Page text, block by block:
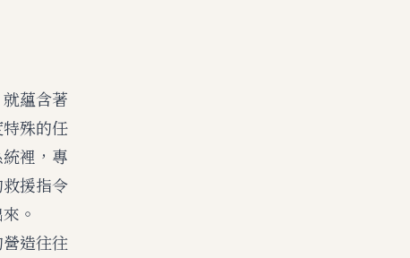
蘊含著
殊的任
裡，專
援指令
。
造往往